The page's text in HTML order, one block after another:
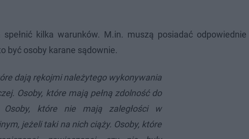
kilka warunków. M.in. muszą posiadać odpowiednie
być osoby karane sądownie.
dają rękojmi należytego wykonywania
Osoby, które mają pełną zdolność do
Osoby, które nie mają zaległości w
jeżeli taki na nich ciąży. Osoby, które